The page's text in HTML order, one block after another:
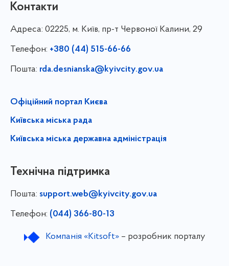
Контакти
Адреса: 02225, м. Київ, пр-т Червоної Калини, 29
Телефон: +380 (44) 515-66-66
Пошта: rda.desnianska@kyivcity.gov.ua
Офіційний портал Києва
Київська міська рада
Київська міська державна адміністрація
Технічна підтримка
Пошта: support.web@kyivcity.gov.ua
Телефон: (044) 366-80-13
Компанія «Kitsoft»– розробник порталу